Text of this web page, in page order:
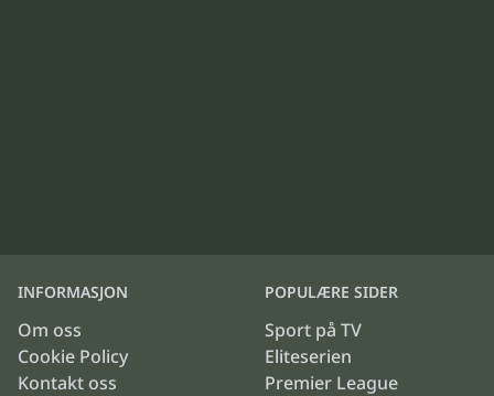
INFORMASJON
Om oss
Cookie Policy
Kontakt oss
POPULÆRE SIDER
Sport på TV
Eliteserien
Premier League